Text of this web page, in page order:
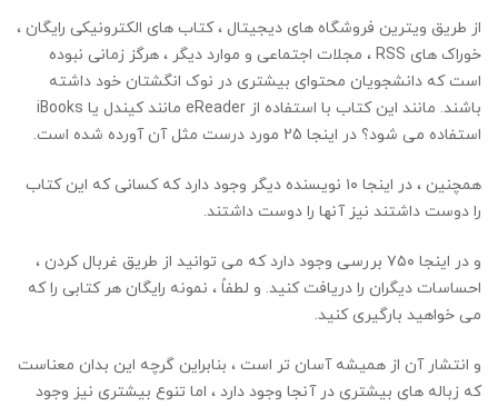
از طریق ویترین فروشگاه های دیجیتال ، کتاب های الکترونیکی رایگان ،
خوراک های RSS ، مجلات اجتماعی و موارد دیگر ، هرگز زمانی نبوده
است که دانشجویان محتوای بیشتری در نوک انگشتان خود داشته
باشند. مانند این کتاب با استفاده از eReader مانند کیندل یا iBooks
استفاده می شود؟ در اینجا 25 مورد درست مثل آن آورده شده است.
همچنین ، در اینجا ۱۰ نویسنده دیگر وجود دارد که کسانی که این کتاب
را دوست داشتند نیز آنها را دوست داشتند.
و در اینجا ۷۵۰ بررسی وجود دارد که می توانید از طریق غربال کردن ،
احساسات دیگران را دریافت کنید. و لطفاً ، نمونه رایگان هر کتابی را که
می خواهید بارگیری کنید.
و انتشار آن از همیشه آسان تر است ، بنابراین گرچه این بدان معناست
که زباله های بیشتری در آنجا وجود دارد ، اما تنوع بیشتری نیز وجود